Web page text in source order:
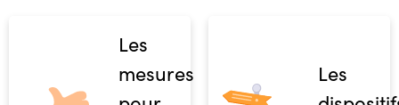
Les
mesures
Les